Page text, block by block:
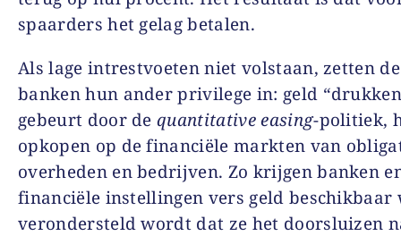
spaarders het gelag betalen.
Als lage intrestvoeten niet volstaan, zetten
banken hun ander privilege in: geld
gebeurt door de quantitative easing-politiek,
opkopen op de financiële markten van
overheden en bedrijven. Zo krijgen banken
financiële instellingen vers geld
verondersteld wordt dat ze het doorsluizen